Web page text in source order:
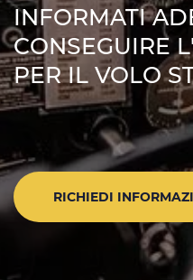
INFORMATI
CONSEGUIRE
PER IL VOLO
RICHIEDI